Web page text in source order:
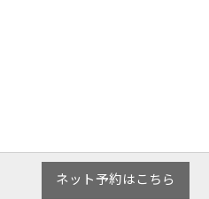
ネット予約はこちら